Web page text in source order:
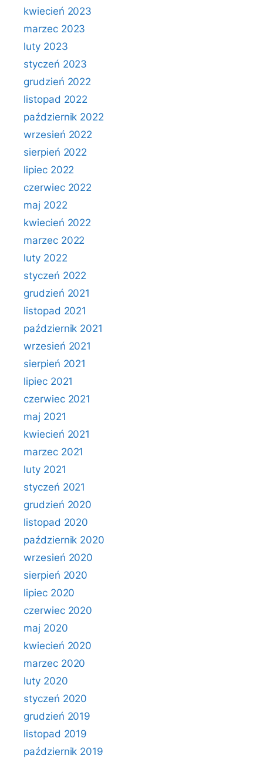
kwiecień 2023
marzec 2023
luty 2023
styczeń 2023
grudzień 2022
listopad 2022
październik 2022
wrzesień 2022
sierpień 2022
lipiec 2022
czerwiec 2022
maj 2022
kwiecień 2022
marzec 2022
luty 2022
styczeń 2022
grudzień 2021
listopad 2021
październik 2021
wrzesień 2021
sierpień 2021
lipiec 2021
czerwiec 2021
maj 2021
kwiecień 2021
marzec 2021
luty 2021
styczeń 2021
grudzień 2020
listopad 2020
październik 2020
wrzesień 2020
sierpień 2020
lipiec 2020
czerwiec 2020
maj 2020
kwiecień 2020
marzec 2020
luty 2020
styczeń 2020
grudzień 2019
listopad 2019
październik 2019